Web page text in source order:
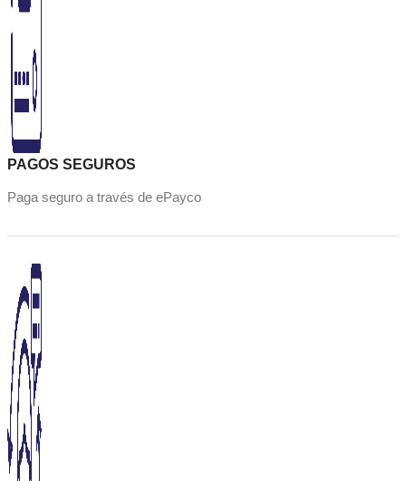
PAGOS SEGUROS
Paga seguro a través de ePayco